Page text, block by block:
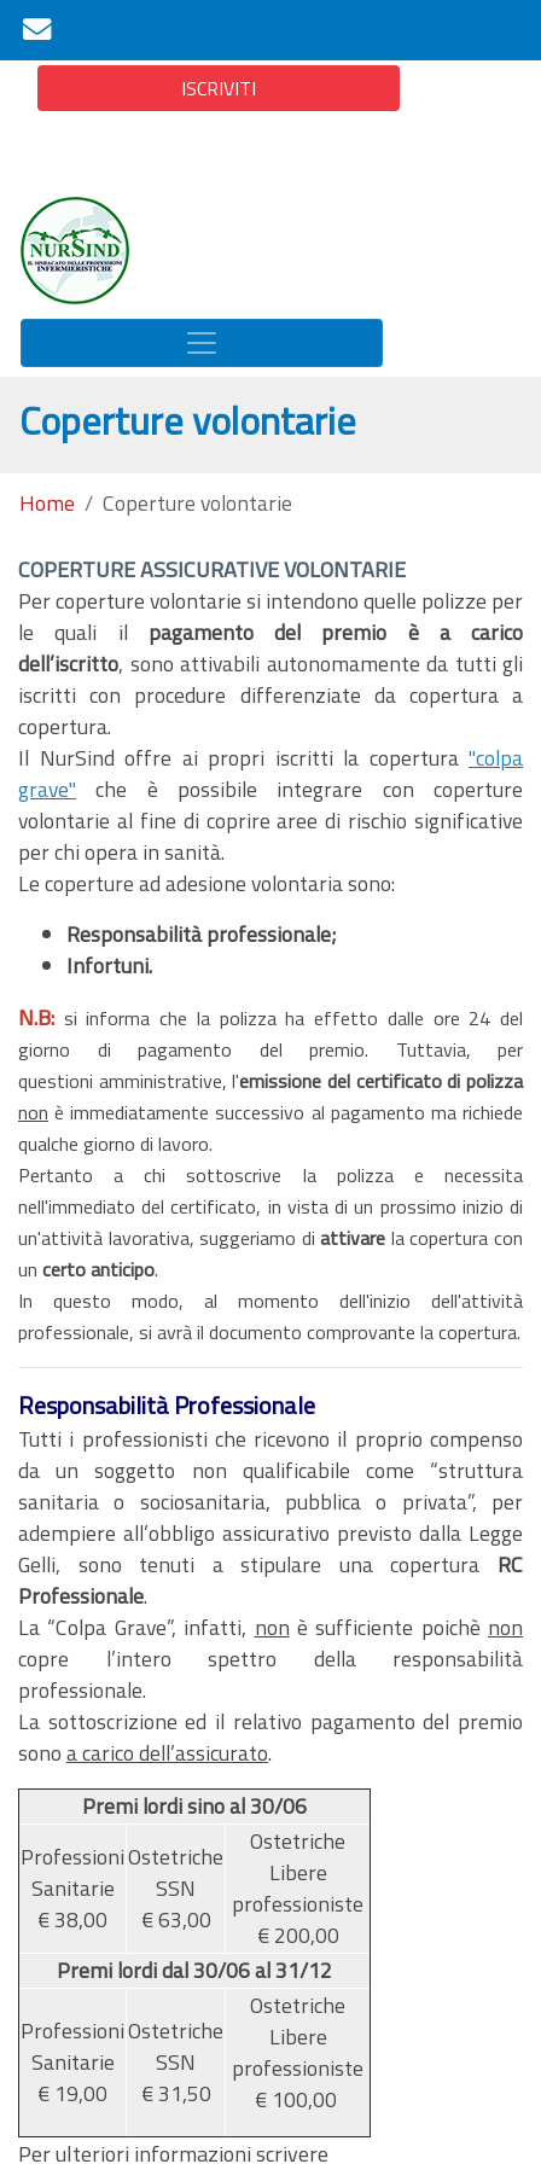
ISCRIVITI
Coperture volontarie
Home Coperture volontarie
COPERTURE ASSICURATIVE VOLONTARIE
Per coperture volontarie si intendono quelle polizze per
le quali il pagamento del premio è a carico
dell’iscritto, sono attivabili autonomamente da tutti gli
iscritti con procedure differenziate da copertura a
copertura.
Il NurSind offre ai propri iscritti la copertura "colpa
grave" che è possibile integrare con coperture
volontarie al fine di coprire aree di rischio significative
per chi opera in sanità.
Le coperture ad adesione volontaria sono:
Responsabilità professionale;
Infortuni.
N.B: si informa che la polizza ha effetto dalle ore 24 del
giorno di pagamento del premio. Tuttavia, per
questioni amministrative, l'emissione del certificato di polizza
non è immediatamente successivo al pagamento ma richiede
qualche giorno di lavoro.
Pertanto a chi sottoscrive la polizza e necessita
nell'immediato del certificato, in vista di un prossimo inizio di
un'attività lavorativa, suggeriamo diattivare la copertura con
un certo anticipo.
In questo modo, al momento dell'inizio dell'attività
professionale, si avrà il documento comprovante la copertura.
Responsabilità Professionale
Tutti i professionisti che ricevono il proprio compenso
da un soggetto non qualificabile come “struttura
sanitaria o sociosanitaria, pubblica o privata”, per
adempiere all’obbligo assicurativo previsto dalla Legge
Gelli, sono tenuti a stipulare una copertura RC
Professionale.
La “Colpa Grave”, infatti, non è sufficiente poichè non
copre l’intero spettro della responsabilità
professionale.
La sottoscrizione ed il relativo pagamento del premio
sonoa carico dell’assicurato.
Premi lordi sino al 30/06
Professioni
Sanitarie
€ 38,00
Ostetriche
SSN
€ 63,00
Ostetriche
Libere
professioniste
€ 200,00
Premi lordi dal 30/06 al 31/12
Professioni
Sanitarie
€ 19,00
Ostetriche
SSN
€ 31,50
Ostetriche
Libere
professioniste
€ 100,00
Per ulteriori informazioni scrivere